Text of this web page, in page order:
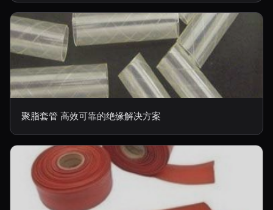
聚脂套管 高效可靠的绝缘解决方案